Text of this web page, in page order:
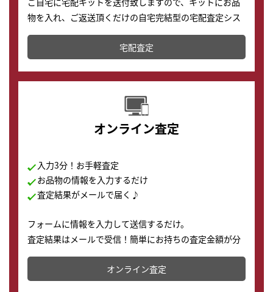
物を入れ、ご返送頂くだけの自宅完結型の宅配査定シス
テムです。
配送でも簡単&安全に査定・買取に出すことが可能で
す。
宅配査定
オンライン査定
入力3分！お手軽査定
お品物の情報を入力するだけ
査定結果がメールで届く♪
フォームに情報を入力して送信するだけ。
査定結果はメールで受信！簡単にお持ちの査定金額が分
かります。
オンライン査定